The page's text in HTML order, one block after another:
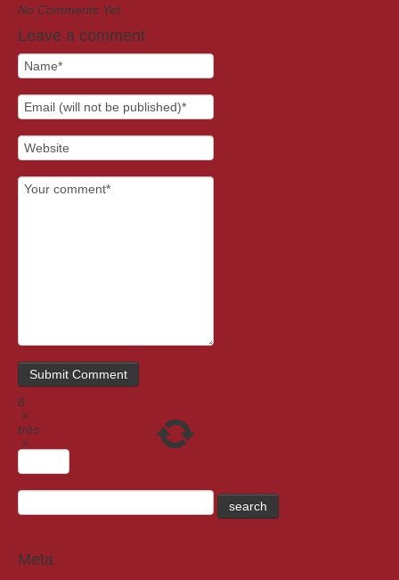
No Comments Yet.
Leave a comment
8
×
três
=
Meta